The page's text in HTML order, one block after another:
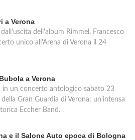
a Verona
dell'album Rimmel, Francesco
unico all'Arena di Verona il 24
a Verona
in un concerto antologico sabato 23
Gran Guardia di Verona: un'intensa
Eccher Band.
e il Salone Auto epoca di Bologna